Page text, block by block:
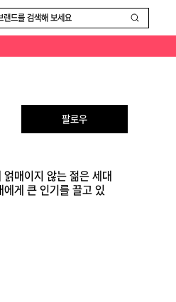
랜드를 검색해 보세요
팔로우
매이지 않는 젊은 세대
게 큰 인기를 끌고 있